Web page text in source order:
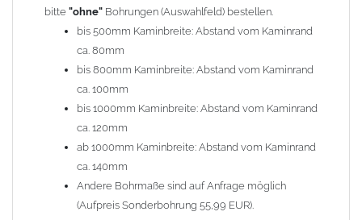
Es stehen insgesamt 20 verschiedene Typen zur Auswahl. Bitte
Auswahlfeldangeben.
Standardhauben siehe Auswahlfeld: 01 Haus,03 Welle
(unser Topseller)
Laube, 13 Schwalbe, 14 Sattel Welle, 15 Welle 90° gedreht,
17 Dach, 18 Plafond 2, 19 S-Line, 20 Pult
Typ 07 (Welle hoch) und 08 (Doppel Welle) haben einen
Aufpreis von 20% (bitte anfragen - Bestellung nicht über
Shop möglich).
Die Typen 02 (Bogen), 06 (Krempe), 09 (Pagode), 10
bitte "ohne" Bohrungen (Auswahlfeld) bestellen.
bis 500mm Kaminbreite: Abstand vom Kaminrand
ca. 80mm
bis 800mm Kaminbreite: Abstand vom Kaminrand
ca. 100mm
bis 1000mm Kaminbreite: Abstand vom Kaminrand
ca. 120mm
ab 1000mm Kaminbreite: Abstand vom Kaminrand
ca. 140mm
Andere Bohrmaße sind auf Anfrage möglich
(Aufpreis Sonderbohrung 55,99 EUR).